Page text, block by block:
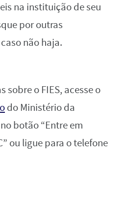
na instituição de seu
por outras
não haja.
sobre o FIES, acesse o
do Ministério da
botão “Entre em
ou ligue para o telefone